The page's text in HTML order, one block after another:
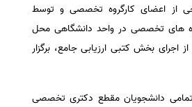
برخی از اعضای کارگروه تخصصی و توسط
های تخصصی در واحد دانشگاهی محل
بخش کتبی ارزیابی جامع، برگزار
تمامی دانشجویان مقطع دکتری تخصصی